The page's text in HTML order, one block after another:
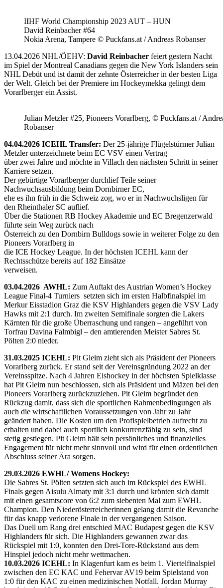
IIHF World Championship 2023 AUT – HUN
David Reinbacher #64
Nokia Arena, Tampere © Puckfans.at / Andreas Robanser
13.04.2026 NHL/ÖEHV: David Reinbacher feiert gestern Nacht
im Spiel der Montreal Canadians gegen die New York Islanders sein
NHL Debüt und ist damit der zehnte Österreicher in der besten Liga
der Welt. Gleich bei der Premiere im Hockeymekka gelingt dem
Vorarlberger ein Assist.
Julian Metzler #25, Pioneers Vorarlberg, © Puckfans.at /
Robanser
04.04.2026 ICEHL Transfer: Der 25-jährige Flügelstürmer Julian
Metzler unterzeichnete beim EC VSV einen Vertrag
über zwei Jahre und möchte in Villach den nächsten Schritt in seiner
Karriere setzen.
Der gebürtige Vorarlberger durchlief Teile seiner
Nachwuchsausbildung beim Dornbirner EC,
ehe es ihn früh in die Schweiz zog, wo er in Nachwuchsligen für
den Rheinthaler SC auflief.
Über die Stationen RB Hockey Akademie und EC Bregenzerwald
führte sein Weg zurück nach
Österreich zu den Dornbirn Bulldogs sowie in weiterer Folge zu den
Pioneers Vorarlberg in
die ICE Hockey League. In der höchsten ICEHL kann der
Rechtsschütze bereits auf 182 Einsätze
verweisen.
03.04.2026 AWHL: Zum Auftakt des Austrian Women’s Hockey
League Final-4 Turniers setzten sich im ersten Halbfinalspiel im
Merkur Eisstadion Graz die KSV Highlanders gegen die VSV Lady
Hawks mit 2:1 durch. Im zweiten Semifinale sorgten die Lakers
Kärnten für die große Überraschung und rangen – angeführt von
Torfrau Davina Falmbigl – den amtierenden Meister Sabres St.
Pölten 2:0 nieder.
31.03.2025 ICEHL: Pit Gleim zieht sich als Präsident der Pioneers
Vorarlberg zurück. Er stand seit der Vereinsgründung 2022 an der
Vereinsspitze. Nach 4 Jahren Eishockey in der höchsten Spielklasse
hat Pit Gleim nun beschlossen, sich als Präsident und Mäzen bei den
Pioneers Vorarlberg zurückzuziehen. Pit Gleim begründet den
Rückzug damit, dass sich die sportlichen Rahmenbedingungen als
auch die wirtschaftlichen Voraussetzungen von Jahr zu Jahr
geändert haben. Die Kosten um den Profispielbetrieb aufrecht zu
erhalten und dabei auch sportlich konkurrenzfähig zu sein, sind
stetig gestiegen. Pit Gleim hält sein persönliches und finanzielles
Engagement für nicht mehr sinnvoll und wird für einen ordentlichen
Abschluss seiner Ära sorgen.
29.03.2026 EWHL/ Womens Hockey:
Die Sabres St. Pölten setzten sich auch im Rückspiel des EWHL
Finals gegen Aisulu Almaty mit 3:1 durch und krönten sich damit
mit einen gesamtscore von 6:2 zum siebenten Mal zum EWHL
Champion. Den Niederösterreicherinnen gelang damit die Revanche
für das knapp verlorene Finale in der vergangenen Saison.
Das Duell um Rang drei entschied MAC Budapest gegen die KSV
Highlanders für sich. Die Highlanders gewannen zwar das
Rückspiel mit 1:0, konnten den Drei-Tore-Rückstand aus dem
Hinspiel jedoch nicht mehr wettmachen.
10.03.2026 ICEHL: In Klagenfurt kam es beim 1. Viertelfinalspiel
zwischen den EC KAC und Fehervar AV19 beim Spielstand von
1:0 für den KAC zu einen medizinischen Notfall. Jordan Murray